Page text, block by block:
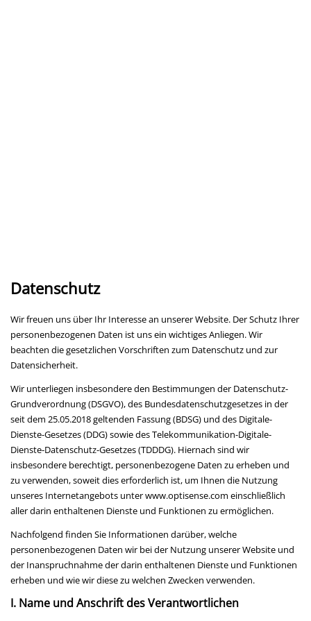
Datenschutz
Wir freuen uns über Ihr Interesse an unserer Website. Der Schutz Ihrer
personenbezogenen Daten ist uns ein wichtiges Anliegen. Wir
beachten die gesetzlichen Vorschriften zum Datenschutz und zur
Datensicherheit.
Wir unterliegen insbesondere den Bestimmungen der Datenschutz-
Grundverordnung (DSGVO), des Bundesdatenschutzgesetzes in der
seit dem 25.05.2018 geltenden Fassung (BDSG) und des Digitale-
Dienste-Gesetzes (DDG) sowie des Telekommunikation-Digitale-
Dienste-Datenschutz-Gesetzes (TDDDG). Hiernach sind wir
insbesondere berechtigt, personenbezogene Daten zu erheben und
zu verwenden, soweit dies erforderlich ist, um Ihnen die Nutzung
unseres Internetangebots unter www.optisense.com einschließlich
aller darin enthaltenen Dienste und Funktionen zu ermöglichen.
Nachfolgend finden Sie Informationen darüber, welche
personenbezogenen Daten wir bei der Nutzung unserer Website und
der Inanspruchnahme der darin enthaltenen Dienste und Funktionen
erheben und wie wir diese zu welchen Zwecken verwenden.
I. Name und Anschrift des Verantwortlichen